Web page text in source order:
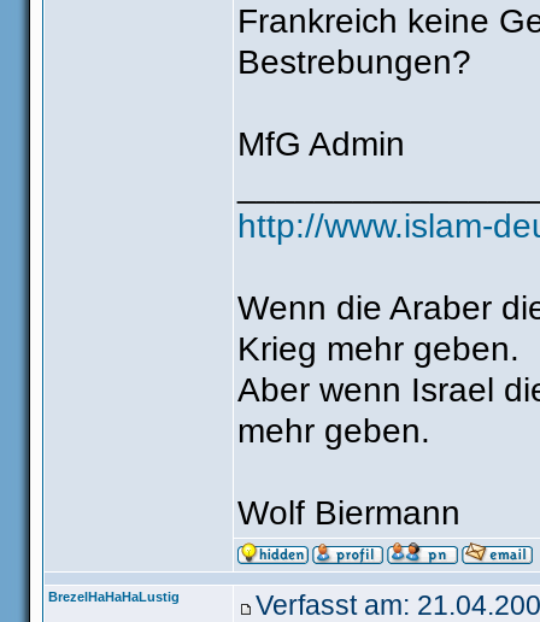
Frankreich keine
Bestrebungen?
MfG Admin
http://www.islam-
Wenn die Araber
Krieg mehr geben.
Aber wenn Israel
mehr geben.
Wolf Biermann
BrezelHaHaHaLustig Verfasst am: